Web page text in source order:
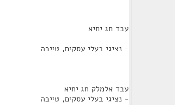
עבד חג יחיא
- נציגי בעלי עסקים, טייבה
עבד אלמלק חג יחיא
- נציגי בעלי עסקים, טייבה